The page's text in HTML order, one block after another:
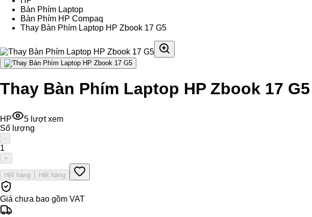
Bàn Phím Laptop
Bàn Phím HP Compaq
Thay Bàn Phím Laptop HP Zbook 17 G5
Thay Bàn Phím Laptop HP Zbook 17 G5
HP 5 lượt xem
Số lượng
-
1
+
Hết hàng Hết hàng
Giá chưa bao gồm VAT